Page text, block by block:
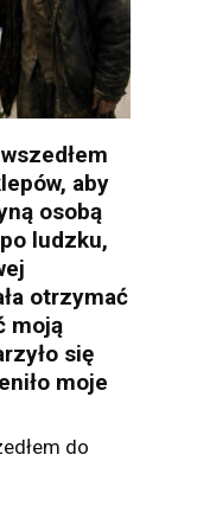
aby
osobą
ludzku,
otrzymać
moją
się
moje
do